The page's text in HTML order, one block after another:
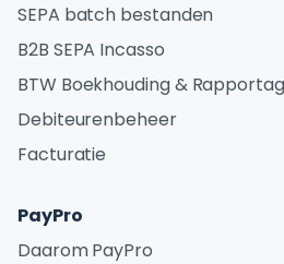
SEPA batch bestanden
B2B SEPA Incasso
BTW Boekhouding &
Debiteurenbeheer
Facturatie
PayPro
Daarom PayPro